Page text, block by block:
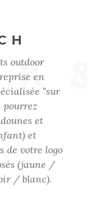
outdoor
en
"sur
pourrez
et
et
de votre logo
(jaune /
/ blanc).